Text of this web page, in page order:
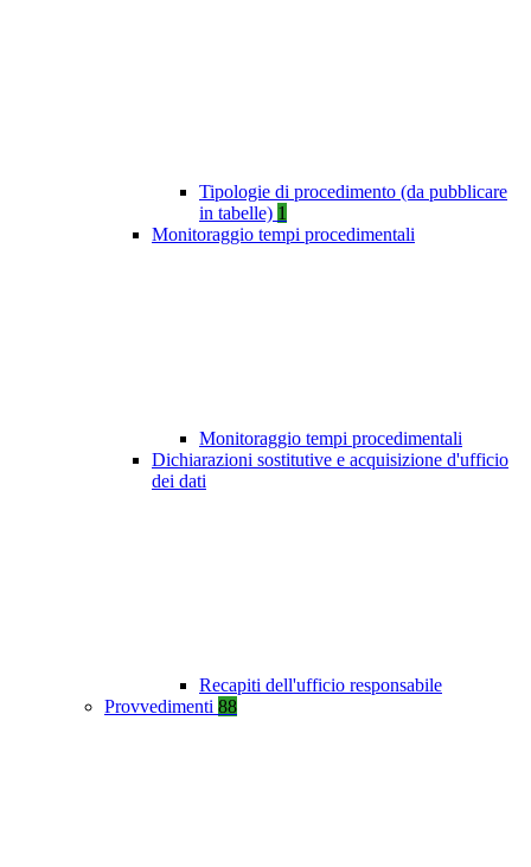
Tipologie di procedimento (da pubblicare
in tabelle) 1
Monitoraggio tempi procedimentali
Monitoraggio tempi procedimentali
Dichiarazioni sostitutive e acquisizione d'ufficio
dei dati
Recapiti dell'ufficio responsabile
Provvedimenti 88